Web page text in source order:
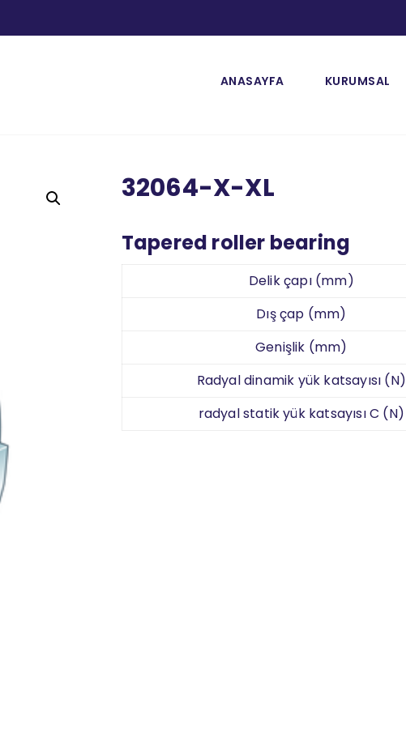
ANASAYFA KURUMSAL
32064-X-XL
Tapered roller bearing
Delik çapı (mm)
Dış çap (mm)
Genişlik (mm)
Radyal dinamik yük katsayısı (N)
radyal statik yük katsayısı C (N)